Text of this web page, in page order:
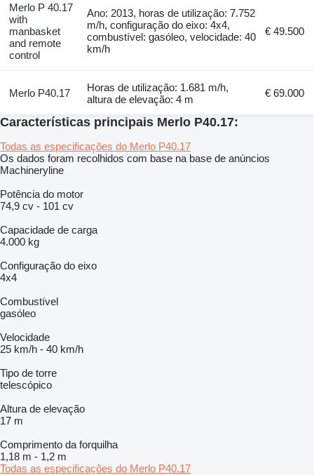
Merlo P 40.17
with
manbasket
and remote
control
Ano: 2013, horas de utilização: 7.752
m/h, configuração do eixo: 4x4,
combustível: gasóleo, velocidade: 40
km/h
€ 49.500
Merlo P40.17
Horas de utilização: 1.681 m/h,
altura de elevação: 4 m
€ 69.000
Características principais Merlo P40.17:
Todas as especificações do Merlo P40.17
Os dados foram recolhidos com base na base de anúncios
Machineryline
Potência do motor
74,9 cv - 101 cv
Capacidade de carga
4.000 kg
Configuração do eixo
4x4
Combustível
gasóleo
Velocidade
25 km/h - 40 km/h
Tipo de torre
telescópico
Altura de elevação
17 m
Comprimento da forquilha
1,18 m - 1,2 m
Todas as especificações do Merlo P40.17